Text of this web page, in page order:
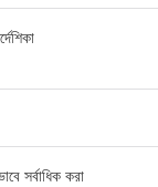
সর্বাধিক করা